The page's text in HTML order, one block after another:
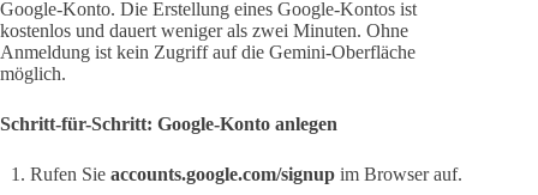
Google-Konto. Die Erstellung eines Google-Kontos ist
kostenlos und dauert weniger als zwei Minuten. Ohne
Anmeldung ist kein Zugriff auf die Gemini-Oberfläche
möglich.
Schritt-für-Schritt: Google-Konto anlegen
Rufen Sie accounts.google.com/signup im Browser auf.